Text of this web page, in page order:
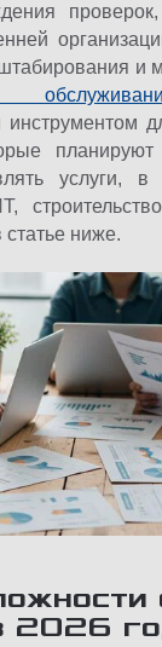
и
инструментом
услуги, в
ниже.
2026